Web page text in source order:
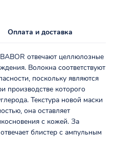
Оплата и доставка
отвечают целлюлозные
Волокна соответствуют
поскольку являются
производстве которого
Текстура новой маски
она оставляет
с кожей. За
блистер с ампульным